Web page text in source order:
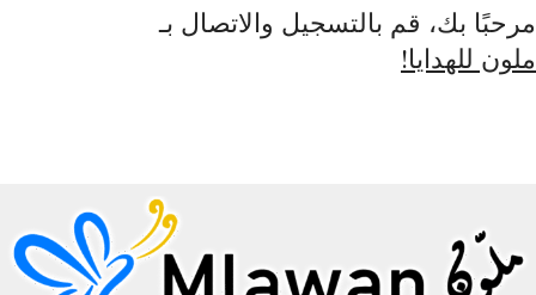
مرحبًا بك، قم بالتسجيل والاتصال بـ
ملون للهدايا!